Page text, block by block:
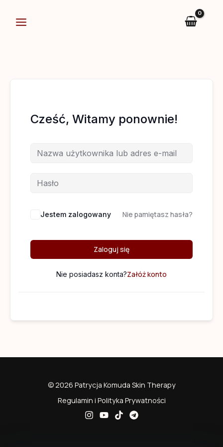
treści
Cześć, Witamy ponownie!
Jestem zalogowany Nie pamiętasz hasła?
Zaloguj się
Nie posiadasz konta?Załóż konto
© 2026 Patrycja Komuda Skin Therapy
Regulamin i Polityka Prywatności